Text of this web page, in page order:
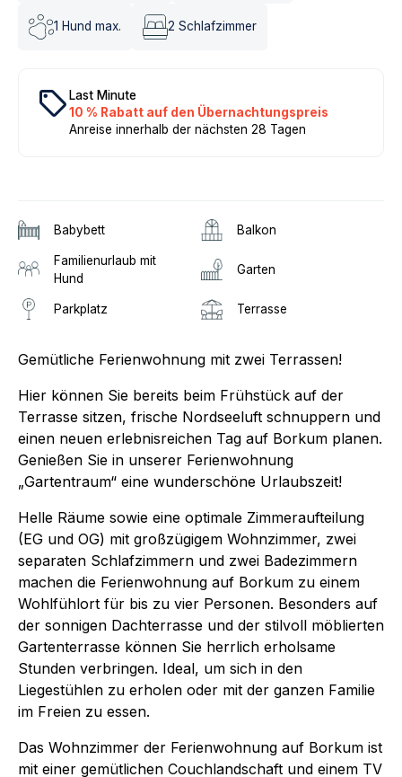
1 Hund max. 2 Schlafzimmer
local_offer Last Minute
10 % Rabatt auf den Übernachtungspreis
Anreise innerhalb der nächsten 28 Tagen
Babybett Balkon
Familienurlaub mit
Hund
Garten
Parkplatz Terrasse
Gemütliche Ferienwohnung mit zwei Terrassen!
Hier können Sie bereits beim Frühstück auf der
Terrasse sitzen, frische Nordseeluft schnuppern und
einen neuen erlebnisreichen Tag auf Borkum planen.
Genießen Sie in unserer Ferienwohnung
„Gartentraum“ eine wunderschöne Urlaubszeit!
Helle Räume sowie eine optimale Zimmeraufteilung
(EG und OG) mit großzügigem Wohnzimmer, zwei
separaten Schlafzimmern und zwei Badezimmern
machen die Ferienwohnung auf Borkum zu einem
Wohlfühlort für bis zu vier Personen. Besonders auf
der sonnigen Dachterrasse und der stilvoll möblierten
Gartenterrasse können Sie herrlich erholsame
Stunden verbringen. Ideal, um sich in den
Liegestühlen zu erholen oder mit der ganzen Familie
im Freien zu essen.
Das Wohnzimmer der Ferienwohnung auf Borkum ist
mit einer gemütlichen Couchlandschaft und einem TV